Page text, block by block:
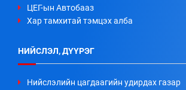
ЦЕГ-ын Автобааз
Хар тамхитай тэмцэх алба
НИЙСЛЭЛ, ДҮҮРЭГ
Нийслэлийн цагдаагийн удирдах газар